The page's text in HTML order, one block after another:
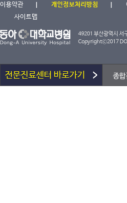
전문진료센터 바로가기 종합
이용약관 개인정보처리방침
사이트맵
49201 부산광역시
Copyrightⓒ2017